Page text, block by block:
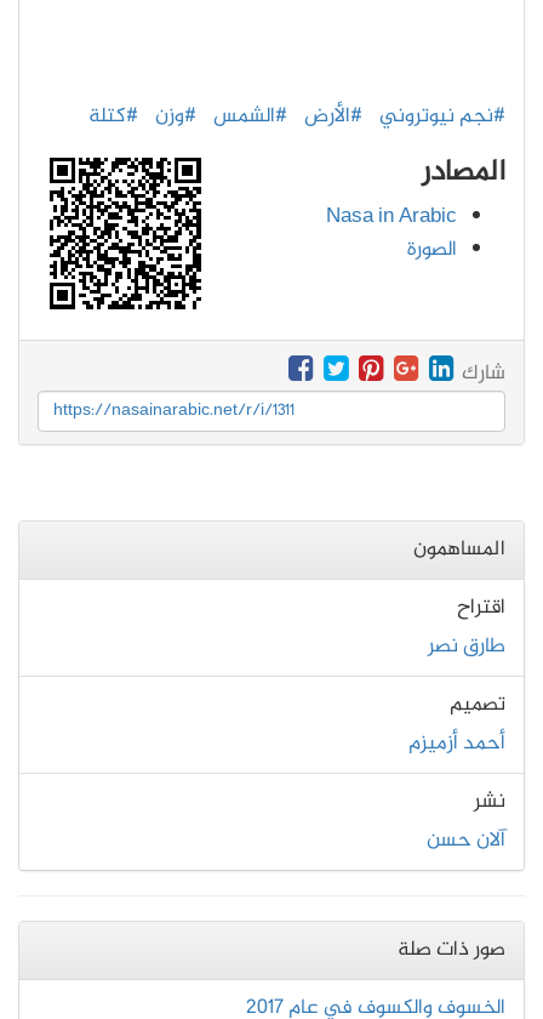
#نجم نيوتروني #الأرض #الشمس #وزن #كتلة
المصادر
Nasa in Arabic
الصورة
شارك
https://nasainarabic.net/r/i/1311
المساهمون
اقتراح
طارق نصر
تصميم
أحمد أزميزم
نشر
آلان حسن
صور ذات صلة
الخسوف والكسوف في عام 2017